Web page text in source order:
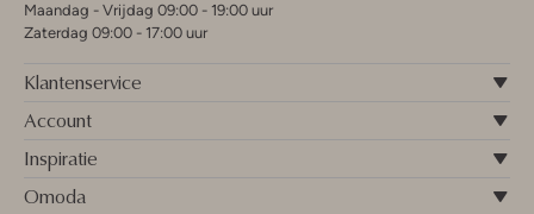
Maandag - Vrijdag 09:00 - 19:00 uur
Zaterdag 09:00 - 17:00 uur
Klantenservice
Account
Inspiratie
Omoda